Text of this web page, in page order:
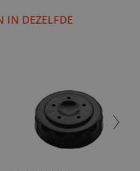
IN DEZELFDE